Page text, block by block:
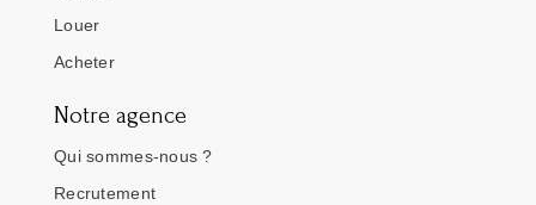
Louer
Acheter
Notre agence
Qui sommes-nous ?
Recrutement